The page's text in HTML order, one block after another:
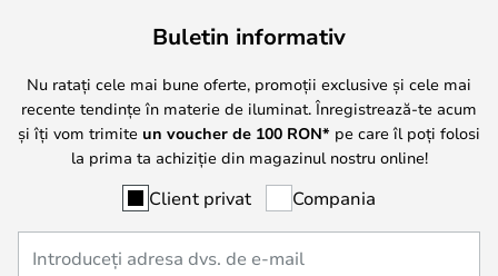
Buletin informativ
Nu ratați cele mai bune oferte, promoții exclusive și cele mai
recente tendințe în materie de iluminat. Înregistrează-te acum
și îți vom trimite un voucher de 100 RON* pe care îl poți folosi
la prima ta achiziție din magazinul nostru online!
Client privat Compania